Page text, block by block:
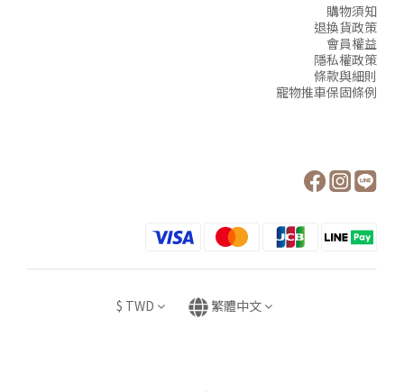
購物須知
退換貨政策
會員權益
隱私權政策
條款與細則
寵物推車保固條例
$ TWD 繁體中文